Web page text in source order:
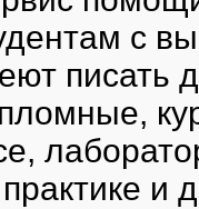
с
писать
и